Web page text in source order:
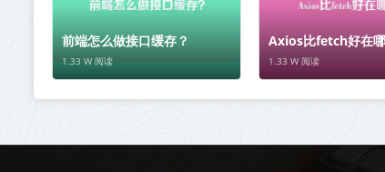
前端怎么做接口缓存？
1.33 W 阅读
Axios比fetch好在
1.33 W 阅读